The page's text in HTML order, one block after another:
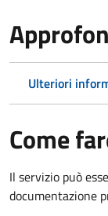
Ulteriori
Come
Il servizio può
documentazione